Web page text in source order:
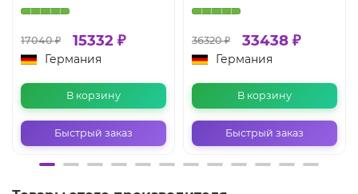
17040 ₽ 15332 ₽
Германия
В корзину
Быстрый заказ
36320 ₽ 33438 ₽
Германия
В корзину
Быстрый заказ